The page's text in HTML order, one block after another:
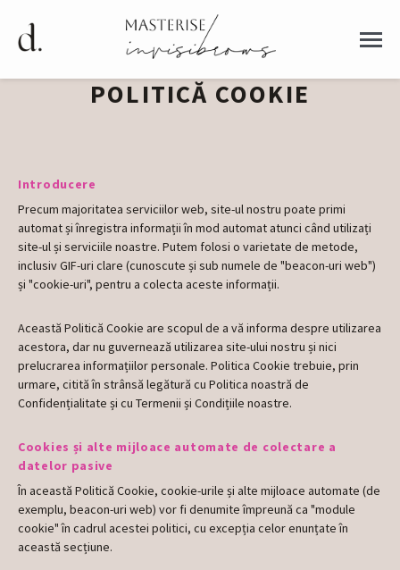
POLITICĂ COOKIE
Introducere
Precum majoritatea serviciilor web, site-ul nostru poate primi
automat și înregistra informații în mod automat atunci când utilizați
site-ul și serviciile noastre. Putem folosi o varietate de metode,
inclusiv GIF-uri clare (cunoscute și sub numele de "beacon-uri web")
și "cookie-uri", pentru a colecta aceste informații.
Această Politică Cookie are scopul de a vă informa despre utilizarea
acestora, dar nu guvernează utilizarea site-ului nostru și nici
prelucrarea informațiilor personale. Politica Cookie trebuie, prin
urmare, citită în strânsă legătură cu Politica noastră de
Confidențialitate și cu Termenii și Condițiile noastre.
Cookies și alte mijloace automate de colectare a
datelor pasive
În această Politică Cookie, cookie-urile și alte mijloace automate (de
exemplu, beacon-uri web) vor fi denumite împreună ca "module
cookie" în cadrul acestei politici, cu excepția celor enunțate în
această secțiune.